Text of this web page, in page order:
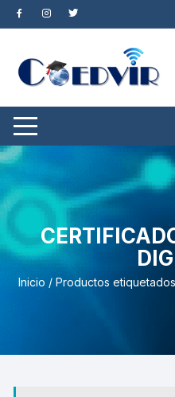
Saltar
al
Inicio / Productos